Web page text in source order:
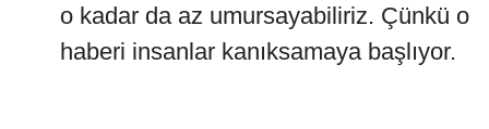
o kadar da az umursayabiliriz. Çünkü o
haberi insanlar kanıksamaya başlıyor.